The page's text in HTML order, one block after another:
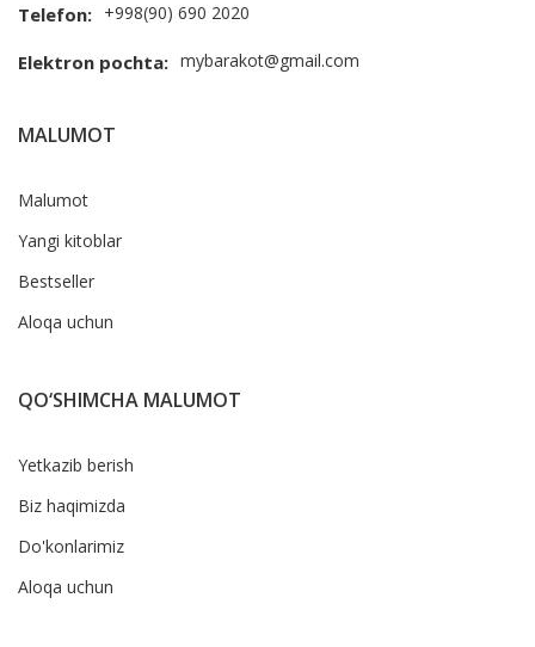
Telefon: +998(90) 690 2020
Elektron pochta: mybarakot@gmail.com
MALUMOT
Malumot
Yangi kitoblar
Bestseller
Aloqa uchun
QO‘SHIMCHA MALUMOT
Yetkazib berish
Biz haqimizda
Do'konlarimiz
Aloqa uchun